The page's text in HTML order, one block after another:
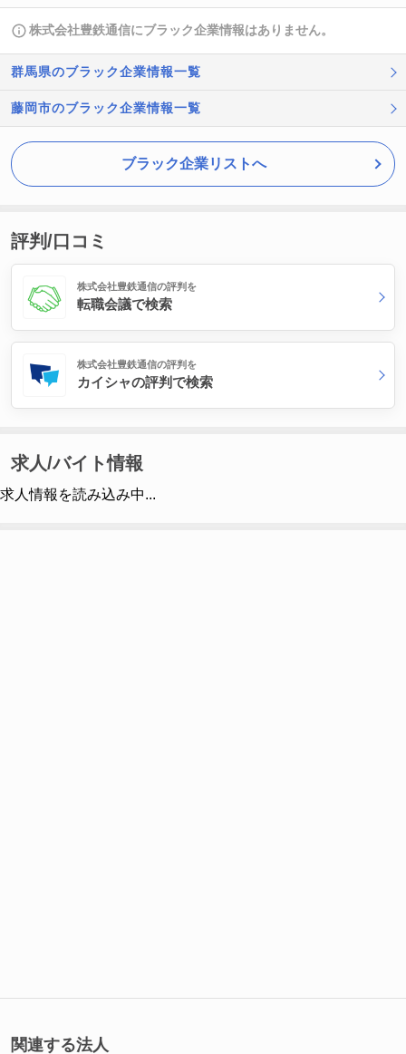
株式会社豊鉄通信にブラック企業情報はありません。
群馬県のブラック企業情報一覧
藤岡市のブラック企業情報一覧
ブラック企業リストへ
評判/口コミ
株式会社豊鉄通信の評判を
転職会議で検索
株式会社豊鉄通信の評判を
カイシャの評判で検索
求人/バイト情報
求人情報を読み込み中...
関連する法人